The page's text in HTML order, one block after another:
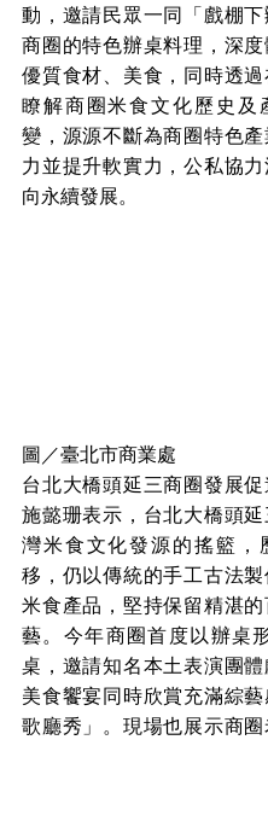
動，邀請民眾一同「戲棚
商圈的特色辦桌料理，深
優質食材、美食，同時透
瞭解商圈米食文化歷史及
變，源源不斷為商圈特色
力並提升軟實力，公私協
向永續發展。
圖／臺北市商業處
台北大橋頭延三商圈發展
施懿珊表示，台北大橋頭
灣米食文化發源的搖籃，
移，仍以傳統的手工古法
米食產品，堅持保留精湛
藝。今年商圈首度以辦桌
桌，邀請知名本土表演團
美食饗宴同時欣賞充滿綜
歌廳秀」。現場也展示商